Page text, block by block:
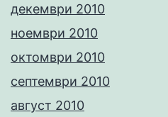
декември 2010
ноември 2010
октомври 2010
септември 2010
август 2010